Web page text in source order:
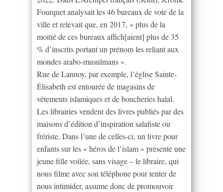
Fourquet analysait les 46 bureaux de vote de la
ville et relevait que, en 2017, « plus de la
moitié de ces bureaux affich[aient] plus de 35
% d’inscrits portant un prénom les reliant aux
mondes arabo-musulmans ».
Rue de Lannoy, par exemple, l’église Sainte-
Élisabeth est entourée de magasins de
vêtements islamiques et de boucheries halal.
Les librairies vendent des livres publiés par des
maisons d’édition d’inspiration salafiste ou
frériste. Dans l’une de celles-ci, un livre pour
enfants sur les « héros de l’islam » présente une
jeune fille voilée, sans visage – le libraire, qui
nous filme avec son téléphone pour tenter de
nous intimider, assume donc de promouvoir